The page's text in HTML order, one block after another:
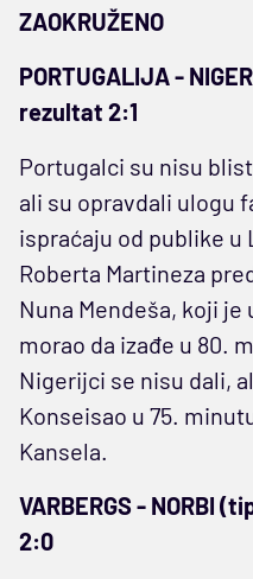
ZAOKRUŽENO
PORTUGALIJA -
rezultat 2:1
Portugalci su nisu
ali su opravdali ulogu
ispraćaju od publike
Roberta Martineza
Nuna Mendeša, koji je
morao da izađe u 80.
Nigerijci se nisu dali,
Konseisao u 75.
Kansela.
VARBERGS - NORBI
2:0